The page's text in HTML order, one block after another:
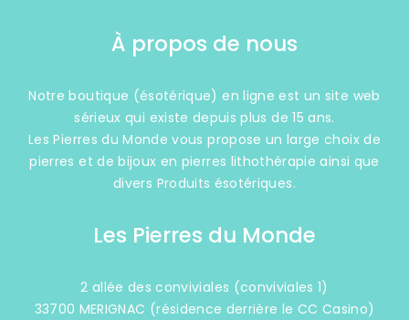
À propos de nous
Notre boutique (ésotérique) en ligne est un site web
sérieux qui existe depuis plus de 15 ans.
Les Pierres du Monde vous propose un large choix de
pierres et de bijoux en pierres lithothérapie ainsi que
divers Produits ésotériques.
Les Pierres du Monde
2 allée des conviviales (conviviales 1)
33700 MERIGNAC (résidence derrière le CC Casino)